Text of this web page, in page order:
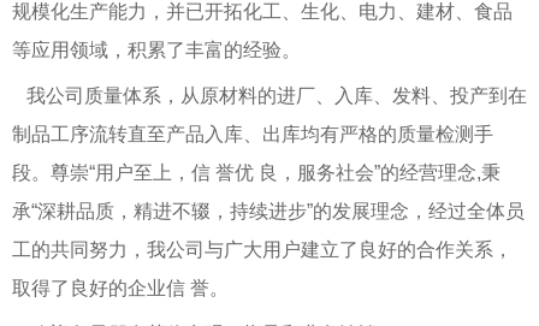
规模化生产能力，并已开拓化工、生化、电力、建材、食品
等应用领域，积累了丰富的经验。
我公司质量体系，从原材料的进厂、入库、发料、投产到在
制品工序流转直至产品入库、出库均有严格的质量检测手
段。尊崇“用户至上，信 誉优 良，服务社会”的经营理念,秉
承“深耕品质，精进不辍，持续进步”的发展理念，经过全体员
工的共同努力，我公司与广大用户建立了良好的合作关系，
取得了良好的企业信 誉。